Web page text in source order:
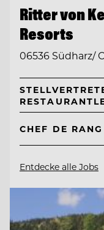
Ritter von
Resorts
06536 Südharz/
CHEF DE
Entdecke alle Jobs